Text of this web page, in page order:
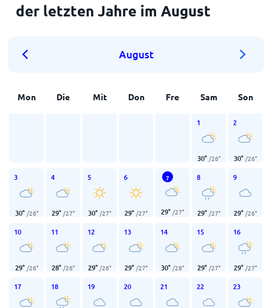
der letzten Jahre im August
August
Mon Die Mit Don Fre Sam Son
1
30° /26°
2
30° /26°
3
30° /26°
4
29° /27°
5
30° /27°
6
29° /27°
7
29° /27°
8
29° /27°
9
29° /26°
10
29° /26°
11
28° /26°
12
29° /26°
13
29° /27°
14
30° /28°
15
29° /27°
16
29° /27°
17 18 19 20 21 22 23